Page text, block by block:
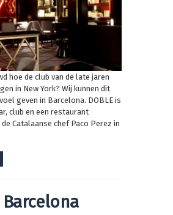
hoe de club van de late jaren
in New York? Wij kunnen dit
geven in Barcelona. DOBLE is
club en een restaurant
Catalaanse chef Paco Perez in